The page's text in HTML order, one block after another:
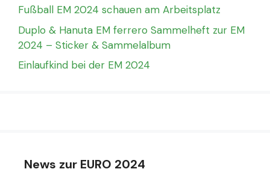
Fußball EM 2024 schauen am Arbeitsplatz
Duplo & Hanuta EM ferrero Sammelheft zur EM
2024 – Sticker & Sammelalbum
Einlaufkind bei der EM 2024
News zur EURO 2024